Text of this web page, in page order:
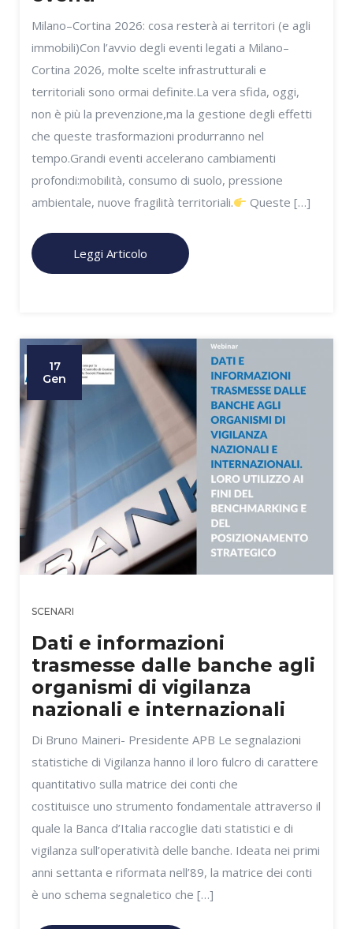
Milano–Cortina 2026: cosa resterà ai territori (e agli
immobili)Con l’avvio degli eventi legati a Milano–
Cortina 2026, molte scelte infrastrutturali e
territoriali sono ormai definite.La vera sfida, oggi,
non è più la prevenzione,ma la gestione degli effetti
che queste trasformazioni produrranno nel
tempo.Grandi eventi accelerano cambiamenti
profondi:mobilità, consumo di suolo, pressione
ambientale, nuove fragilità territoriali.
Queste […]
Leggi Articolo
17
Gen
SCENARI
Dati e informazioni
trasmesse dalle banche agli
organismi di vigilanza
nazionali e internazionali
Di Bruno Maineri- Presidente APB Le segnalazioni
statistiche di Vigilanza hanno il loro fulcro di carattere
quantitativo sulla matrice dei conti che
costituisce uno strumento fondamentale attraverso il
quale la Banca d’Italia raccoglie dati statistici e di
vigilanza sull’operatività delle banche. Ideata nei primi
anni settanta e riformata nell’89, la matrice dei conti
è uno schema segnaletico che […]